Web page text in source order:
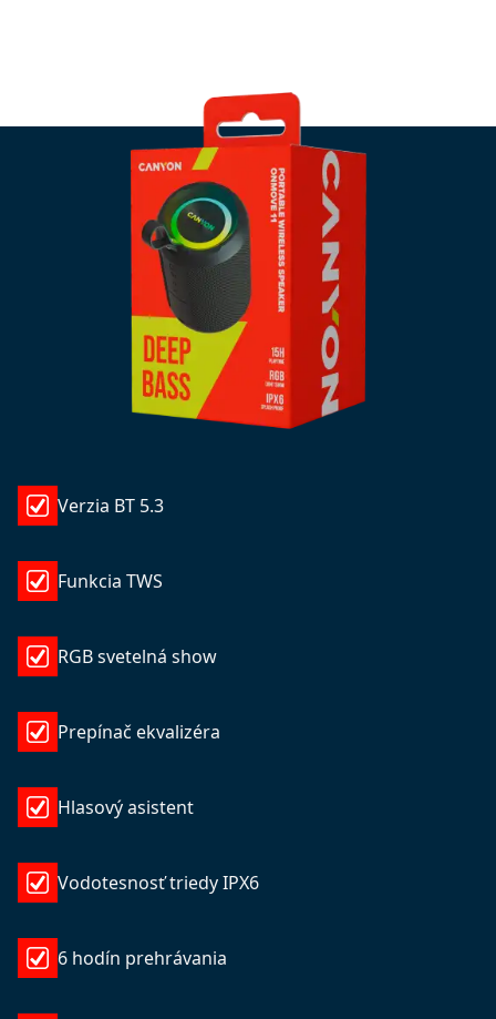
Verzia BT 5.3
Funkcia TWS
RGB svetelná show
Prepínač ekvalizéra
Hlasový asistent
Vodotesnosť triedy IPX6
6 hodín prehrávania